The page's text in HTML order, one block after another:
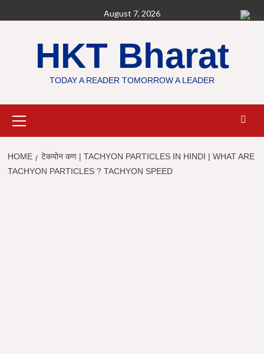
to
August 7, 2026
HKT Bharat
TODAY A READER TOMORROW A LEADER
Menu
HOME
टेकयोन कण | TACHYON PARTICLES IN HINDI | WHAT ARE
TACHYON PARTICLES ? TACHYON SPEED